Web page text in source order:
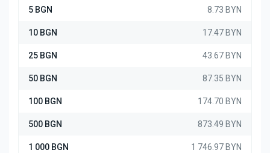
5 BGN 8.73 BYN
10 BGN 17.47 BYN
25 BGN 43.67 BYN
50 BGN 87.35 BYN
100 BGN 174.70 BYN
500 BGN 873.49 BYN
1 000 BGN 1 746.97 BYN